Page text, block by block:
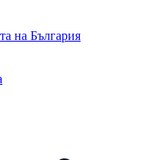
на България